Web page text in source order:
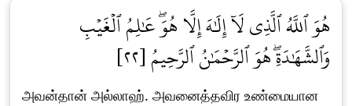
هُوَ ٱللَّهُ ٱلَّذِي لَآ إِلَٰهَ إِلَّا هُوَۖ عَٰلِمُ ٱلۡغَيۡبِ
وَٱلشَّهَٰدَةِۖ هُوَ ٱلرَّحۡمَٰنُ ٱلرَّحِيمُ [٢٢]
அவன்தான் அல்லாஹ். அவனைத்தவிர உண்மையான